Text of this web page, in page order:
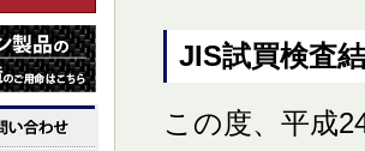
JIS試買検査
この度、平成